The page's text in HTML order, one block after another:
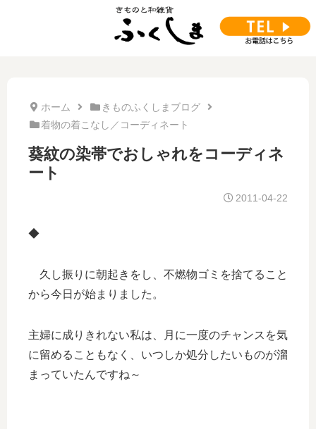
ホーム
きものふくしまブログ
着物の着こなし／コーディネート
葵紋の染帯でおしゃれをコーディネ
ート
2011-04-22
◆
久し振りに朝起きをし、不燃物ゴミを捨てること
から今日が始まりました。
主婦に成りきれない私は、月に一度のチャンスを気
に留めることもなく、いつしか処分したいものが溜
まっていたんですね～